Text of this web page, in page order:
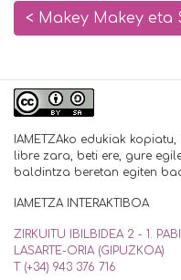
< Makey Makey
IAMETZAko edukiak
libre zara, beti ere, gure
baldintza beretan egiten
IAMETZA INTERAKTIBOA
ZIRKUITU IBILBIDEA 2 - 1.
LASARTE-ORIA (GIPUZKOA)
T (+34) 943 376 716